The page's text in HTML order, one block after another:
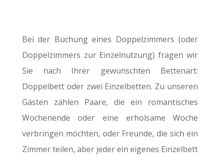
Bei der Buchung eines Doppelzimmers (oder
Doppelzimmers zur Einzelnutzung) fragen wir
Sie nach Ihrer gewünschten Bettenart:
Doppelbett oder zwei Einzelbetten. Zu unseren
Gästen zählen Paare, die ein romantisches
Wochenende oder eine erholsame Woche
verbringen möchten, oder Freunde, die sich ein
Zimmer teilen, aber jeder ein eigenes Einzelbett